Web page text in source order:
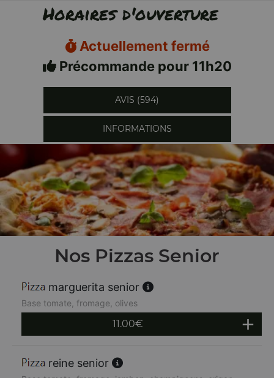
Horaires d'ouverture
Actuellement fermé
Précommande pour 11h20
AVIS (594)
INFORMATIONS
Nos Pizzas Senior
marguerita senior
Base tomate, fromage, olives
11.00€
reine senior